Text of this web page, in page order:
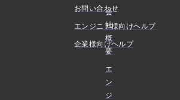
会
社
概
要
エ
ン
ジ
お問い合わせ
エンジニア様向けヘルプ
企業様向けヘルプ